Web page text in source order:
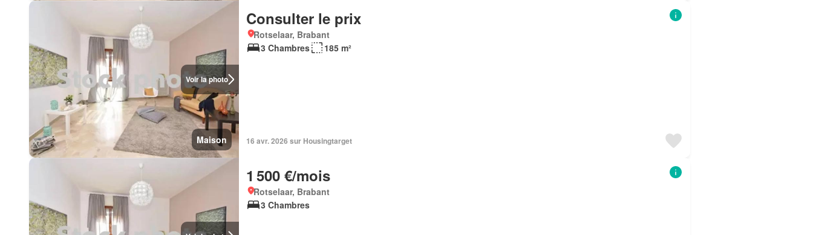
Voir la photo
Maison
Consulter le prix
Rotselaar, Brabant
3 Chambres
185 m²
16 avr. 2026 sur Housingtarget
1 500 €/mois
Rotselaar, Brabant
3 Chambres